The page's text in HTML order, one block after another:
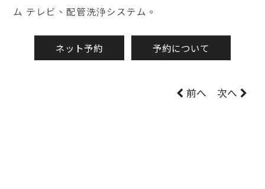
ム テレビ、配管洗浄システム。
ネット予約 予約について
前へ 次へ